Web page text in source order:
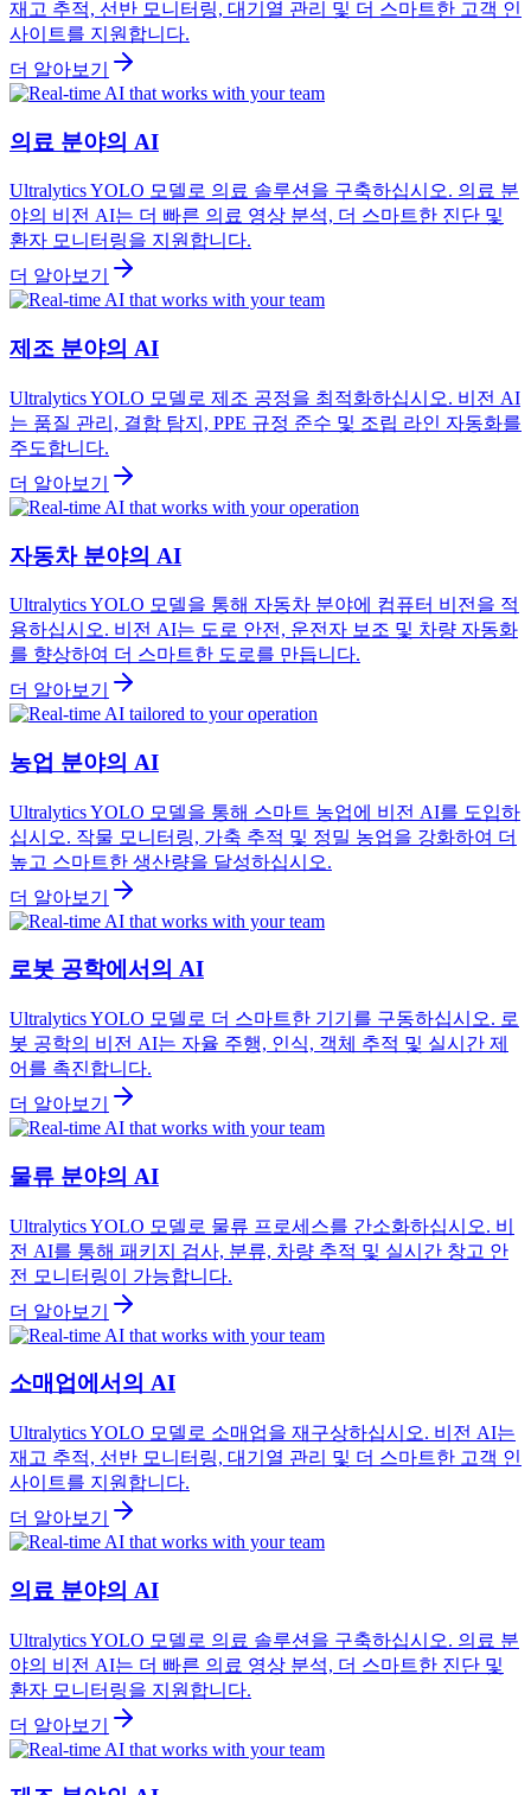
재고 추적, 선반 모니터링, 대기열 관리 및 더 스마트한 고객 인
사이트를 지원합니다.
더 알아보기
의료 분야의 AI
Ultralytics YOLO 모델로 의료 솔루션을 구축하십시오. 의료 분
야의 비전 AI는 더 빠른 의료 영상 분석, 더 스마트한 진단 및
환자 모니터링을 지원합니다.
더 알아보기
제조 분야의 AI
Ultralytics YOLO 모델로 제조 공정을 최적화하십시오. 비전 AI
는 품질 관리, 결함 탐지, PPE 규정 준수 및 조립 라인 자동화를
주도합니다.
더 알아보기
자동차 분야의 AI
Ultralytics YOLO 모델을 통해 자동차 분야에 컴퓨터 비전을 적
용하십시오. 비전 AI는 도로 안전, 운전자 보조 및 차량 자동화
를 향상하여 더 스마트한 도로를 만듭니다.
더 알아보기
농업 분야의 AI
Ultralytics YOLO 모델을 통해 스마트 농업에 비전 AI를 도입하
십시오. 작물 모니터링, 가축 추적 및 정밀 농업을 강화하여 더
높고 스마트한 생산량을 달성하십시오.
더 알아보기
로봇 공학에서의 AI
Ultralytics YOLO 모델로 더 스마트한 기기를 구동하십시오. 로
봇 공학의 비전 AI는 자율 주행, 인식, 객체 추적 및 실시간 제
어를 촉진합니다.
더 알아보기
물류 분야의 AI
Ultralytics YOLO 모델로 물류 프로세스를 간소화하십시오. 비
전 AI를 통해 패키지 검사, 분류, 차량 추적 및 실시간 창고 안
전 모니터링이 가능합니다.
더 알아보기
소매업에서의 AI
Ultralytics YOLO 모델로 소매업을 재구상하십시오. 비전 AI는
재고 추적, 선반 모니터링, 대기열 관리 및 더 스마트한 고객 인
사이트를 지원합니다.
더 알아보기
의료 분야의 AI
Ultralytics YOLO 모델로 의료 솔루션을 구축하십시오. 의료 분
야의 비전 AI는 더 빠른 의료 영상 분석, 더 스마트한 진단 및
환자 모니터링을 지원합니다.
더 알아보기